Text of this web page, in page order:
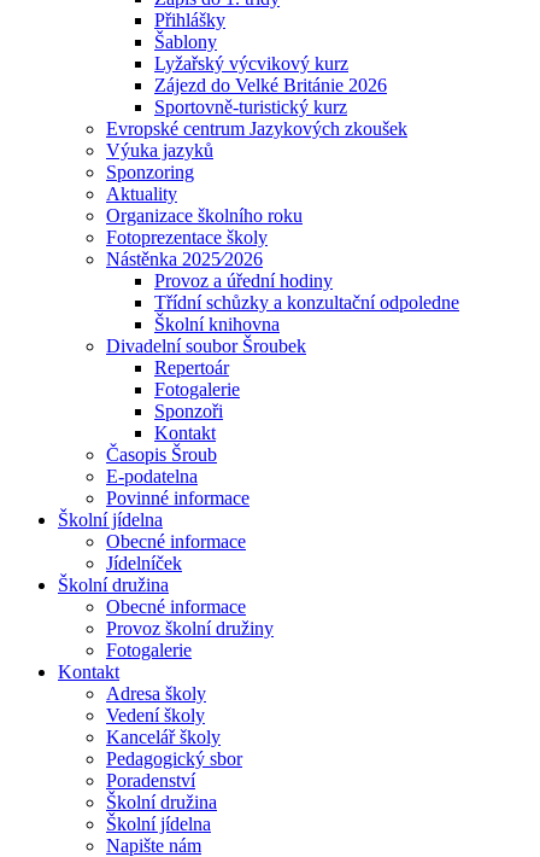
Přihlášky
Šablony
Lyžařský výcvikový kurz
Zájezd do Velké Británie 2026
Sportovně-turistický kurz
Evropské centrum Jazykových zkoušek
Výuka jazyků
Sponzoring
Aktuality
Organizace školního roku
Fotoprezentace školy
Nástěnka 2025⁄2026
Provoz a úřední hodiny
Třídní schůzky a konzultační odpoledne
Školní knihovna
Divadelní soubor Šroubek
Repertoár
Fotogalerie
Sponzoři
Kontakt
Časopis Šroub
E-podatelna
Povinné informace
Školní jídelna
Obecné informace
Jídelníček
Školní družina
Obecné informace
Provoz školní družiny
Fotogalerie
Kontakt
Adresa školy
Vedení školy
Kancelář školy
Pedagogický sbor
Poradenství
Školní družina
Školní jídelna
Napište nám